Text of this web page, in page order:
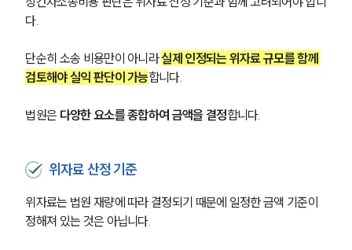
다.
단순히 소송 비용만이 아니라 실제 인정되는 위자료 규모를 함께
검토해야 실익 판단이 가능합니다.
법원은 다양한 요소를 종합하여 금액을 결정합니다.
위자료 산정 기준
위자료는 법원 재량에 따라 결정되기 때문에 일정한 금액 기준이
정해져 있는 것은 아닙니다.